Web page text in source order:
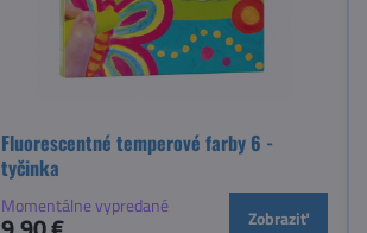
Fluorescentné temperové farby 6 -
tyčinka
Momentálne vypredané
Zobraziť